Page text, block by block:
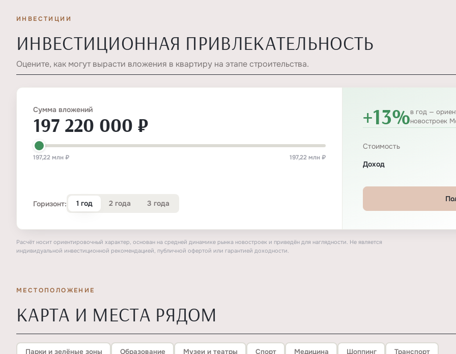
ИНВЕСТИЦИИ
ИНВЕСТИЦИОННАЯ ПРИВЛЕКАТЕЛЬНОСТЬ
Оцените, как могут вырасти вложения в квартиру на этапе строительства.
Сумма вложений
197 220 000 ₽
197,22 млн ₽ 197,22 млн ₽
Горизонт: 1 год 2 года 3 года
+13%в год —
новостроек
Стоимость
Доход
Расчёт носит ориентировочный характер, основан на средней динамике рынка новостроек и приведён для наглядности. Не является
индивидуальной инвестиционной рекомендацией, публичной офертой или гарантией доходности.
МЕСТОПОЛОЖЕНИЕ
КАРТА И МЕСТА РЯДОМ
Парки и зелёные зоны Образование Музеи и театры Спорт Медицина Шоппинг Транспорт